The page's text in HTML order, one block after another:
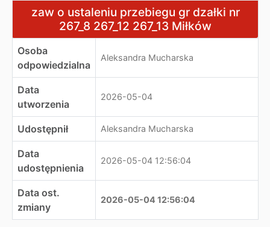
zaw o ustaleniu przebiegu gr dzałki nr 267_8 267_12
zaw o ustaleniu przebiegu gr dzałki nr
267_8 267_12 267_13 Miłków
Osoba
odpowiedzialna
Aleksandra Mucharska
Data
utworzenia
2026-05-04
Udostępnił Aleksandra Mucharska
Data
udostępnienia
2026-05-04 12:56:04
Data ost.
zmiany
2026-05-04 12:56:04